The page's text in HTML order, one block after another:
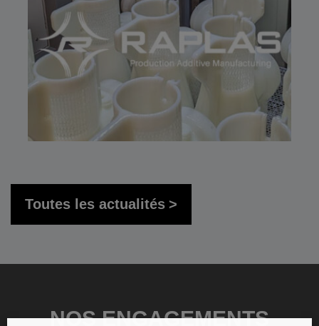
Toutes les actualités
NOS ENGAGEMENTS